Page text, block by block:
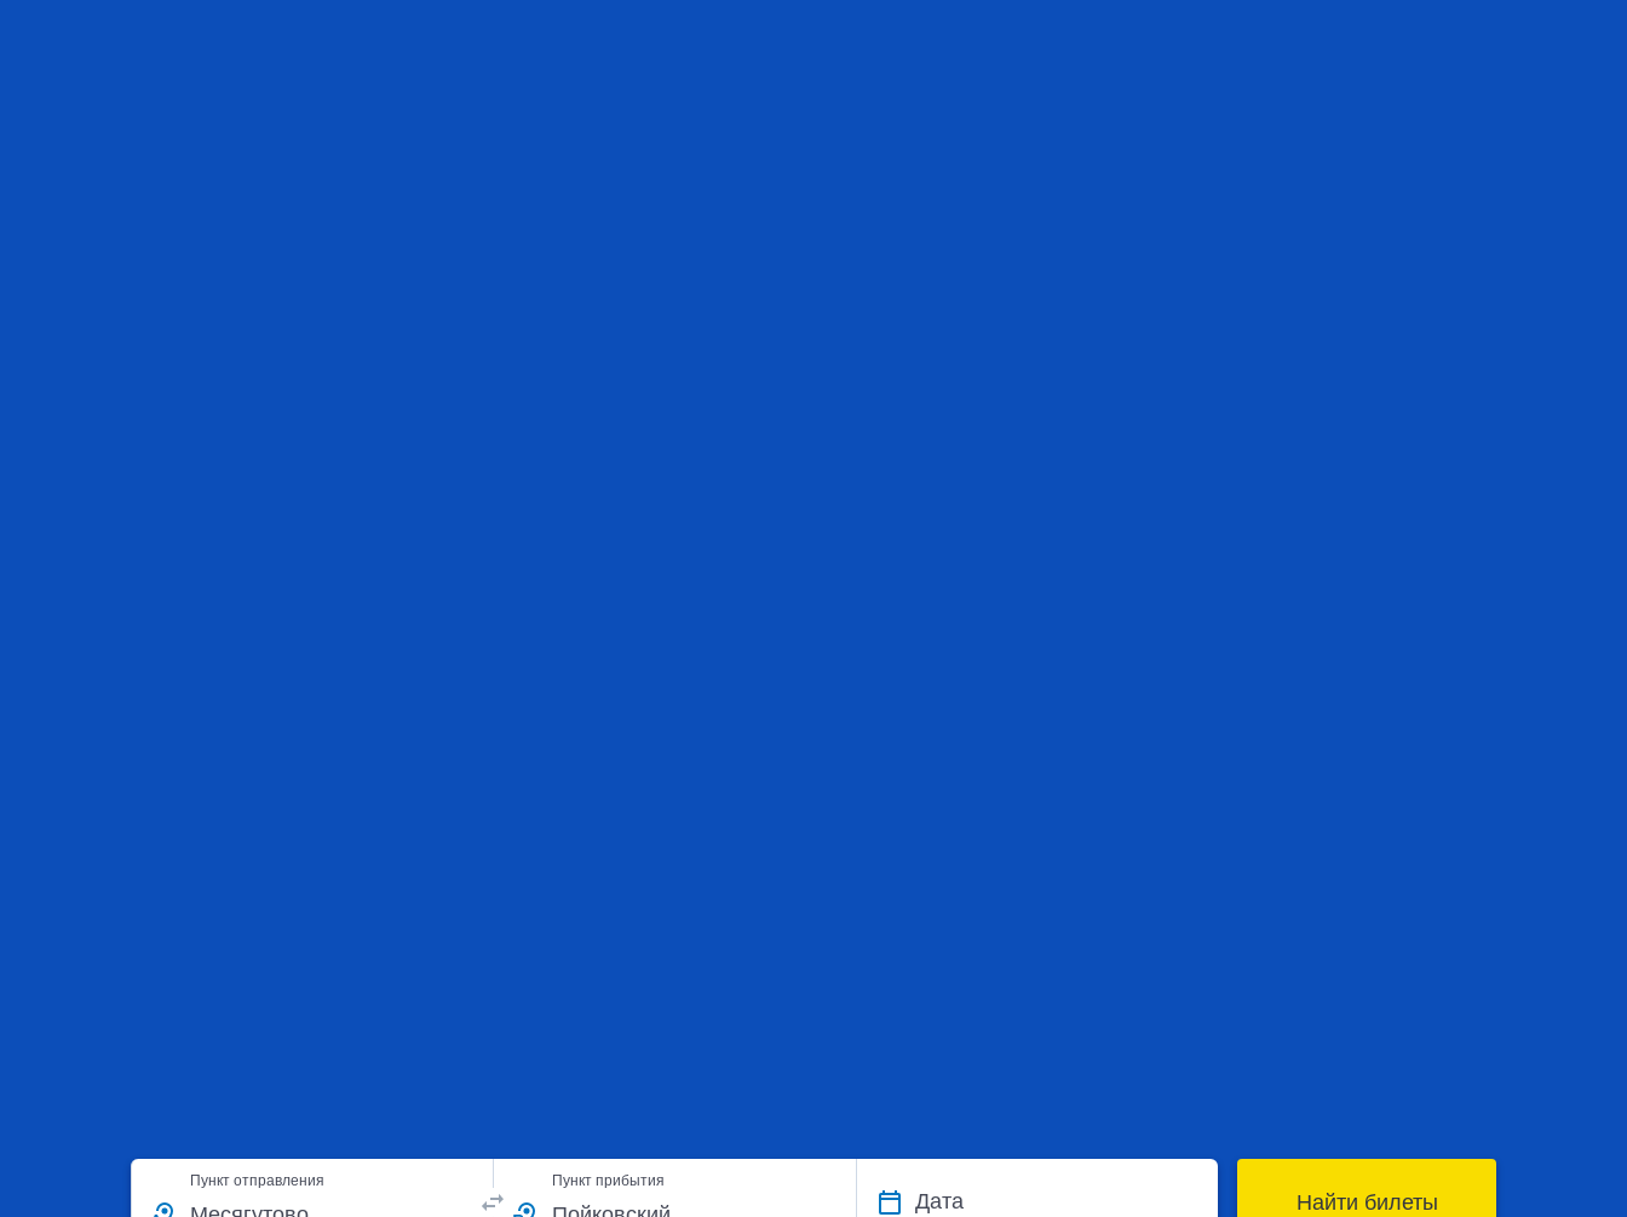
Пункт отправления Пункт прибытия
Дата Найти билеты